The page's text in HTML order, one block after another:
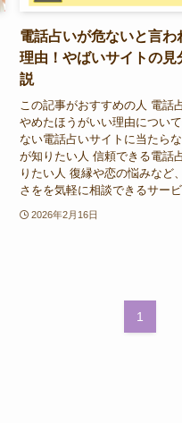
電話占いが危ないと言わ
理由！やばいサイトの見
説
この記事がおすすめの人 電話
やめたほうがいい理由につい
ない電話占いサイトに当たら
が知りたい人 信頼できる電話
りたい人 復縁や恋の悩みなど
さをを気軽に相談できるサービ
2026年2月16日
1